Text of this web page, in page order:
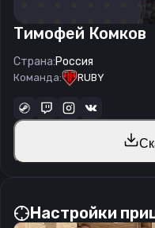
Тимофей Комков
Страна:Россия
Команда: RUBY
Настройки